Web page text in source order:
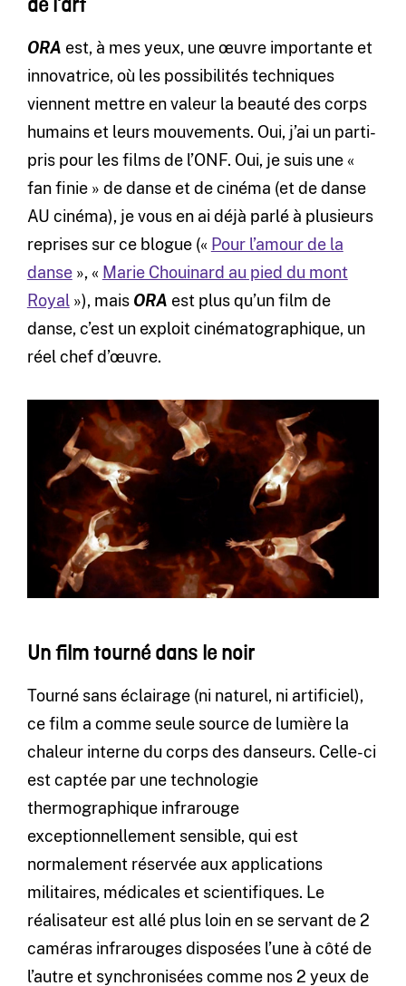
de l’art
ORA est, à mes yeux, une œuvre importante et
innovatrice, où les possibilités techniques
viennent mettre en valeur la beauté des corps
humains et leurs mouvements. Oui, j’ai un parti-
pris pour les films de l’ONF. Oui, je suis une «
fan finie » de danse et de cinéma (et de danse
AU cinéma), je vous en ai déjà parlé à plusieurs
reprises sur ce blogue (« Pour l’amour de la
danse», « Marie Chouinard au pied du mont
Royal»), mais ORA est plus qu’un film de
danse, c’est un exploit cinématographique, un
réel chef d’œuvre.
Un film tourné dans le noir
Tourné sans éclairage (ni naturel, ni artificiel),
ce film a comme seule source de lumière la
chaleur interne du corps des danseurs. Celle-ci
est captée par une technologie
thermographique infrarouge
exceptionnellement sensible, qui est
normalement réservée aux applications
militaires, médicales et scientifiques. Le
réalisateur est allé plus loin en se servant de 2
caméras infrarouges disposées l’une à côté de
l’autre et synchronisées comme nos 2 yeux de